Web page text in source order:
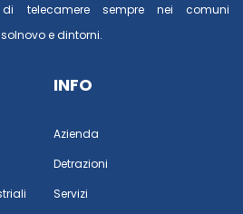
di telecamere sempre nei comuni
e dintorni.
INFO
Azienda
Detrazioni
Servizi